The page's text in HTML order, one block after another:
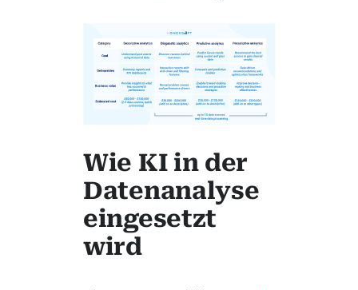
Wie KI in der
Datenanalyse
eingesetzt
wird